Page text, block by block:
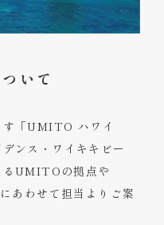
いて
す「UMITO ハワイ
ンス・ワイキキビー
るUMITOの拠点や
あわせて担当よりご案